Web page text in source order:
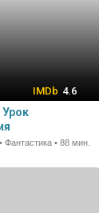
4.6
Фантастика • 88 мин.